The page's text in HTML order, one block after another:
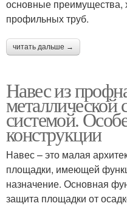
основные преимущества,
профильных труб.
читать дальше →
Навес из
металлической
системой.
конструкции
Навес – это малая
площадки, имеющей
назначение. Основная
защита площадки от